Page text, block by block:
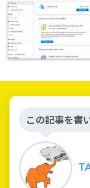
この記事を書